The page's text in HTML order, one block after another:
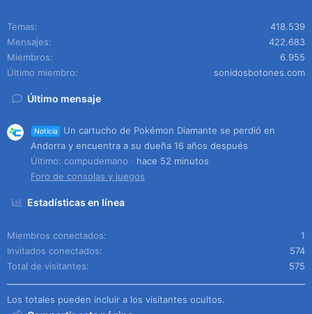
Temas
418.539
Mensajes
422.683
Miembros
6.955
Último miembro
sonidosbotones.com
Último mensaje
Noticia
Un cartucho de Pokémon Diamante se perdió en
Andorra y encuentra a su dueña 16 años después
Último: compudemano
hace 52 minutos
Foro de consolas y juegos
Estadísticas en línea
Miembros conectados
1
Invitados conectados
574
Total de visitantes
575
Los totales pueden incluir a los visitantes ocultos.